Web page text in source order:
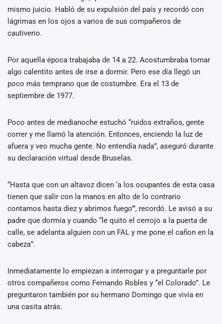
mismo juicio. Habló de su expulsión del país y recordó con
lágrimas en los ojos a varios de sus compañeros de
cautiverio.
Por aquella época trabajaba de 14 a 22. Acostumbraba tomar
algo calentito antes de irse a dormir. Pero ese día llegó un
poco más temprano que de costumbre. Era el 13 de
septiembre de 1977.
Poco antes de medianoche estuchó “ruidos extraños, gente
correr y me llamó la atención. Entonces, enciendo la luz de
afuera y veo mucha gente. No entendía nada”, aseguró durante
su declaración virtual desde Bruselas.
“Hasta que con un altavoz dicen ‘a los ocupantes de esta casa
tienen que salir con la manos en alto de lo contrario
contamos hasta diez y abrimos fuego’”, recordó. Le avisó a su
padre que dormía y cuando “le quito el cerrojo a la puerta de
calle, se adelanta alguien con un FAL y me pone el cañon en la
cabeza”.
Inmediatamente lo empiezan a interrogar y a preguntarle por
otros compañeros como Fernando Robles y “el Colorado”. Le
preguntaron también por su hermano Domingo que vivía en
una casita atrás.